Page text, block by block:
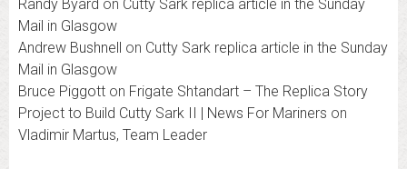
Randy Byard on Cutty Sark replica article in the Sunday
Mail in Glasgow
Andrew Bushnell on Cutty Sark replica article in the Sunday
Mail in Glasgow
Bruce Piggott on Frigate Shtandart – The Replica Story
Project to Build Cutty Sark II | News For Mariners on
Vladimir Martus, Team Leader